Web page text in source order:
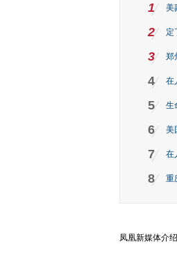
1 美
2 定
3 郑
4 在
5 生
6 美
7 在
8 重
凤凰新媒体介绍